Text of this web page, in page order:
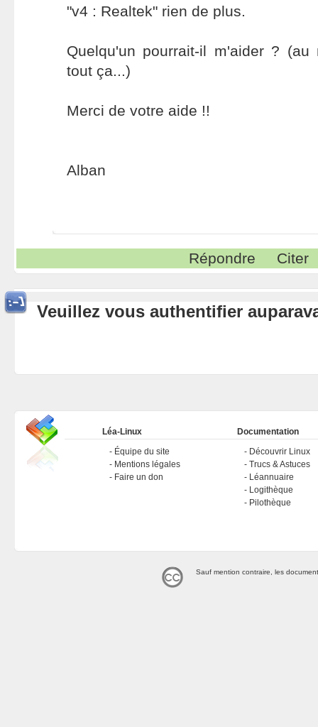
"v4 : Realtek" rien de plus.
Quelqu'un pourrait-il m'aider ? (au
tout ça...)
Merci de votre aide !!
Alban
Répondre Citer
Veuillez vous authentifier
Léa-Linux
Équipe du site
Mentions légales
Faire un don
Documentation
Découvrir Linux
Trucs & Astuces
Léannuaire
Logithèque
Pilothèque
Sauf mention contraire, les